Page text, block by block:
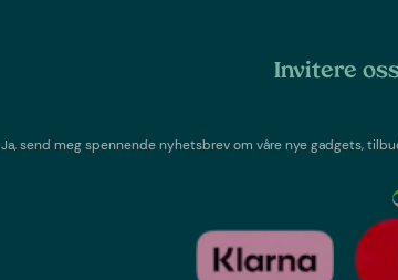
Invitere
Ja, send meg spennende nyhetsbrev om våre nye gadgets,